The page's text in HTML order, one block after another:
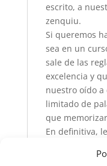
escrito, a
zenquiu.
Si queremos
sea en un
sale de las
excelencia y
nuestro oído
limitado de
que
En definitiva,